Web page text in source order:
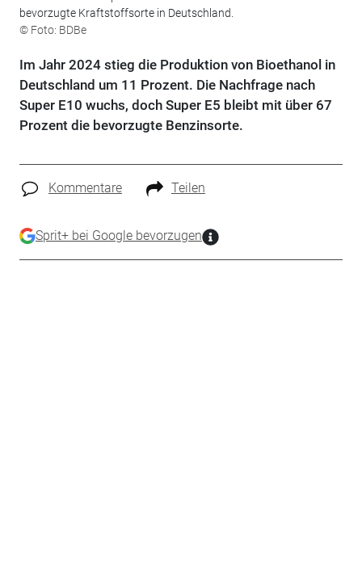
bevorzugte Kraftstoffsorte in Deutschland.
© Foto: BDBe
Im Jahr 2024 stieg die Produktion von Bioethanol in
Deutschland um 11 Prozent. Die Nachfrage nach
Super E10 wuchs, doch Super E5 bleibt mit über 67
Prozent die bevorzugte Benzinsorte.
Kommentare Teilen
Sprit+ bei Google bevorzugen